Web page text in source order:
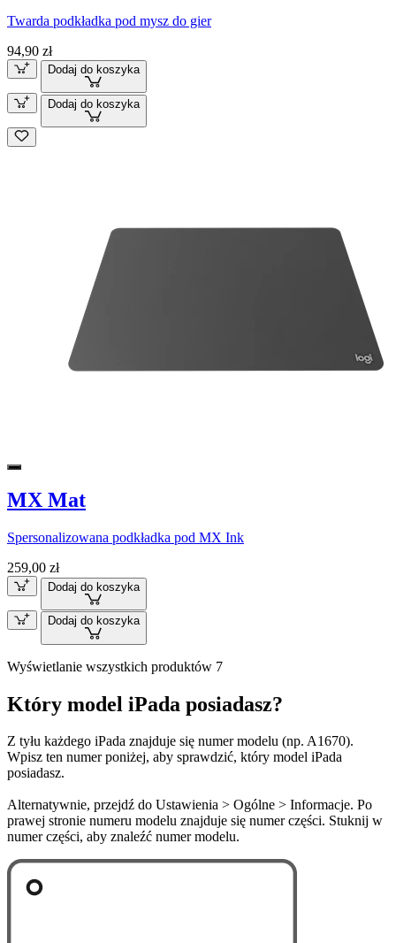
Twarda podkładka pod mysz do gier
94,90 zł
Dodaj do koszyka
Dodaj do koszyka
MX Mat
Spersonalizowana podkładka pod MX Ink
259,00 zł
Dodaj do koszyka
Dodaj do koszyka
Wyświetlanie wszystkich produktów 7
Który model iPada posiadasz?
Z tyłu każdego iPada znajduje się numer modelu (np. A1670).
Wpisz ten numer poniżej, aby sprawdzić, który model iPada
posiadasz.
Alternatywnie, przejdź do Ustawienia > Ogólne > Informacje. Po
prawej stronie numeru modelu znajduje się numer części. Stuknij w
numer części, aby znaleźć numer modelu.